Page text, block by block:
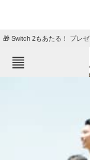
🎁 Switch 2もあたる！ プレ